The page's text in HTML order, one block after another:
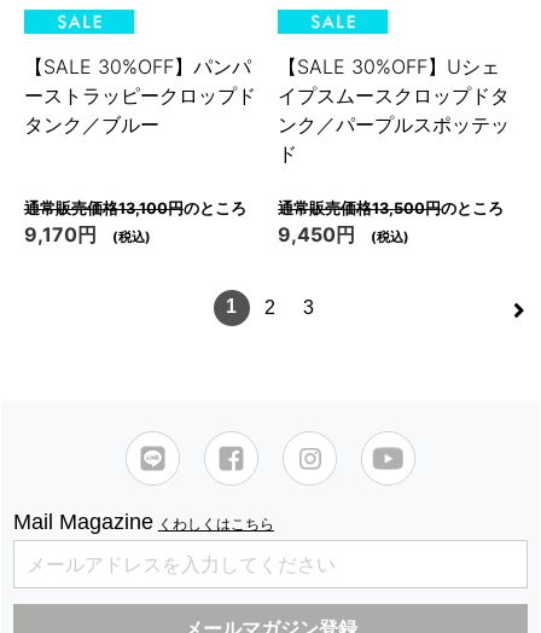
【SALE 30%OFF】パンパ
ーストラッピークロップド
タンク／ブルー
通常販売価格13,100円のところ
9,170円 (税込)
【SALE 30%OFF】Uシェ
イプスムースクロップドタ
ンク／パープルスポッテッ
ド
通常販売価格13,500円のところ
9,450円 (税込)
>
1 2 3
Mail Magazine くわしくはこちら